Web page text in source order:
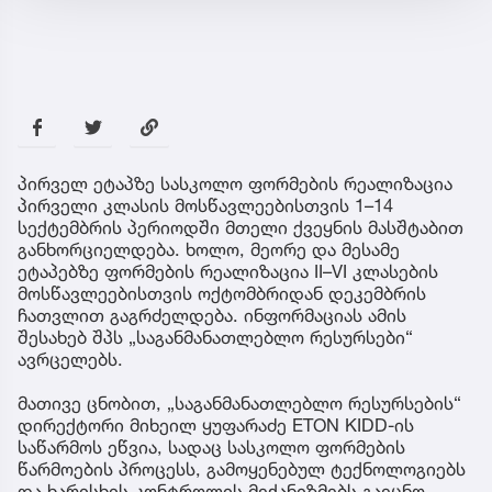
პირველ ეტაპზე სასკოლო ფორმების რეალიზაცია
პირველი კლასის მოსწავლეებისთვის 1–14
სექტემბრის პერიოდში მთელი ქვეყნის მასშტაბით
განხორციელდება. ხოლო, მეორე და მესამე
ეტაპებზე ფორმების რეალიზაცია II–VI კლასების
მოსწავლეებისთვის ოქტომბრიდან დეკემბრის
ჩათვლით გაგრძელდება. ინფორმაციას ამის
შესახებ შპს „საგანმანათლებლო რესურსები“
ავრცელებს.
მათივე ცნობით, „საგანმანათლებლო რესურსების“
დირექტორი მიხეილ ყუფარაძე ETON KIDD-ის
საწარმოს ეწვია, სადაც სასკოლო ფორმების
წარმოების პროცესს, გამოყენებულ ტექნოლოგიებს